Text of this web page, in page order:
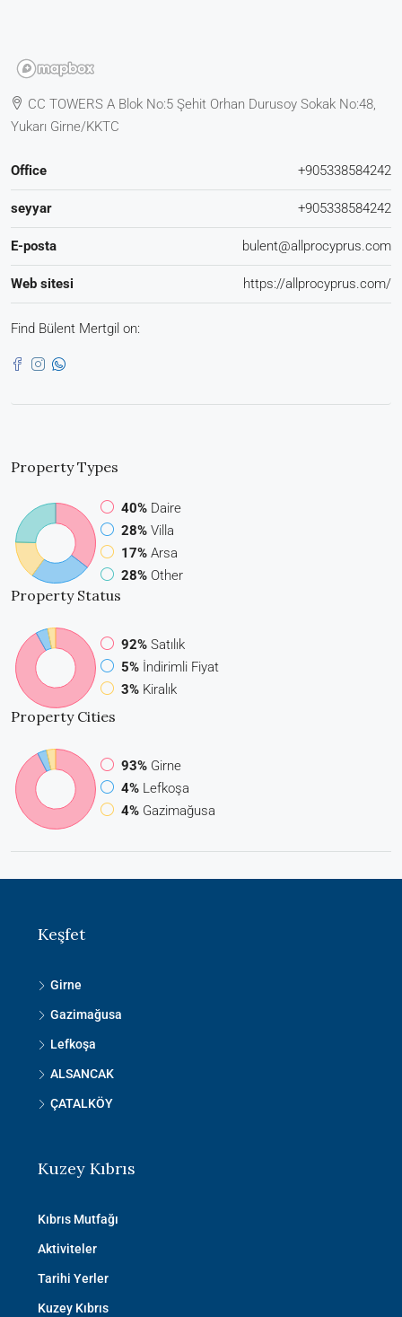
CC TOWERS A Blok No:5 Şehit Orhan Durusoy Sokak No:48,
Yukarı Girne/KKTC
Office +905338584242
seyyar +905338584242
E-posta bulent@allprocyprus.com
Web sitesi https://allprocyprus.com/
Find Bülent Mertgil on:
PropertyTypes
40% Daire
28% Villa
17% Arsa
28% Other
PropertyStatus
92% Satılık
5% İndirimli Fiyat
3% Kiralık
PropertyCities
93% Girne
4% Lefkoşa
4% Gazimağusa
Keşfet
Girne
Gazimağusa
Lefkoşa
ALSANCAK
ÇATALKÖY
Kuzey Kıbrıs
Kıbrıs Mutfağı
Aktiviteler
Tarihi Yerler
Kuzey Kıbrıs